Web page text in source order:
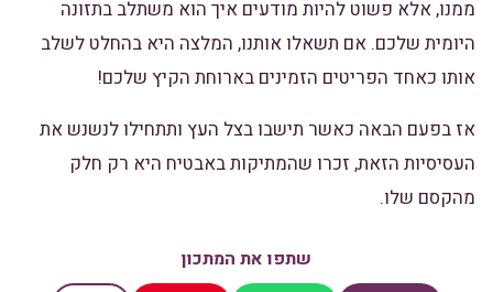
ממנו, אלא פשוט להיות מודעים איך הוא משתלב בתזונה
היומית שלכם. אם תשאלו אותנו, המלצה היא בהחלט לשלב
אותו כאחד הפריטים הזמינים בארוחת הקיץ שלכם!
אז בפעם הבאה כאשר תישבו בצל העץ ותתחילו לנשנש את
העסיסיות הזאת, זכרו שהמתיקות באבטיח היא רק חלק
מהקסם שלו.
שתפו את המתכון